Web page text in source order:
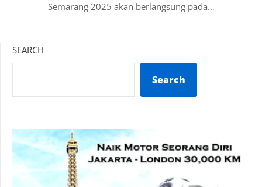
Semarang 2025 akan berlangsung pada…
SEARCH
Search